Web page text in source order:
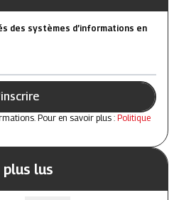
des systèmes d’informations en
Pour en savoir plus : Politique
plus lus